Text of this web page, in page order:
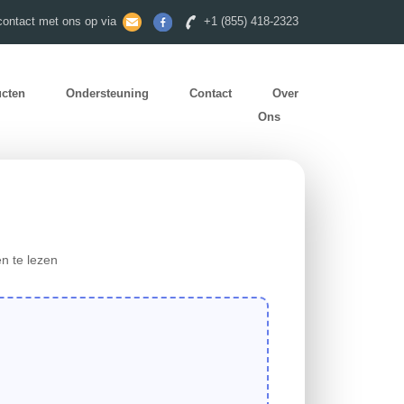
met ons op via +1 (855) 418-2323
Ondersteuning Contact
Over
Ons
te lezen